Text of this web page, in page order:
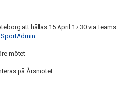
att hållas 15 April 17.30 via Teams.
mötet
på Årsmötet.